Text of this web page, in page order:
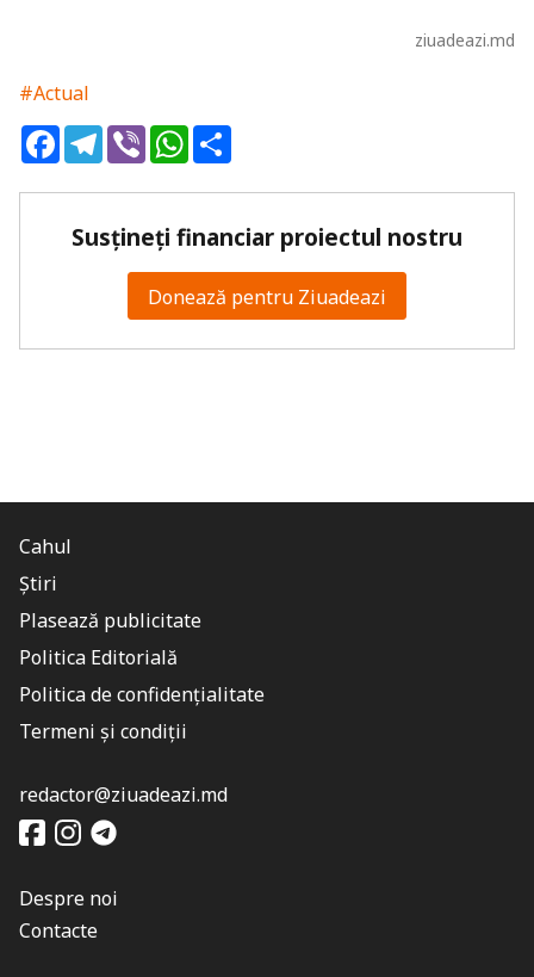
ziuadeazi.md
#Actual
FacebookTelegram
ViberWhatsApp
Susțineți financiar proiectul nostru
Donează pentru Ziuadeazi
Cahul
Știri
Plasează publicitate
Politica Editorială
Politica de confidențialitate
Termeni și condiții
redactor@ziuadeazi.md
Despre noi
Contacte